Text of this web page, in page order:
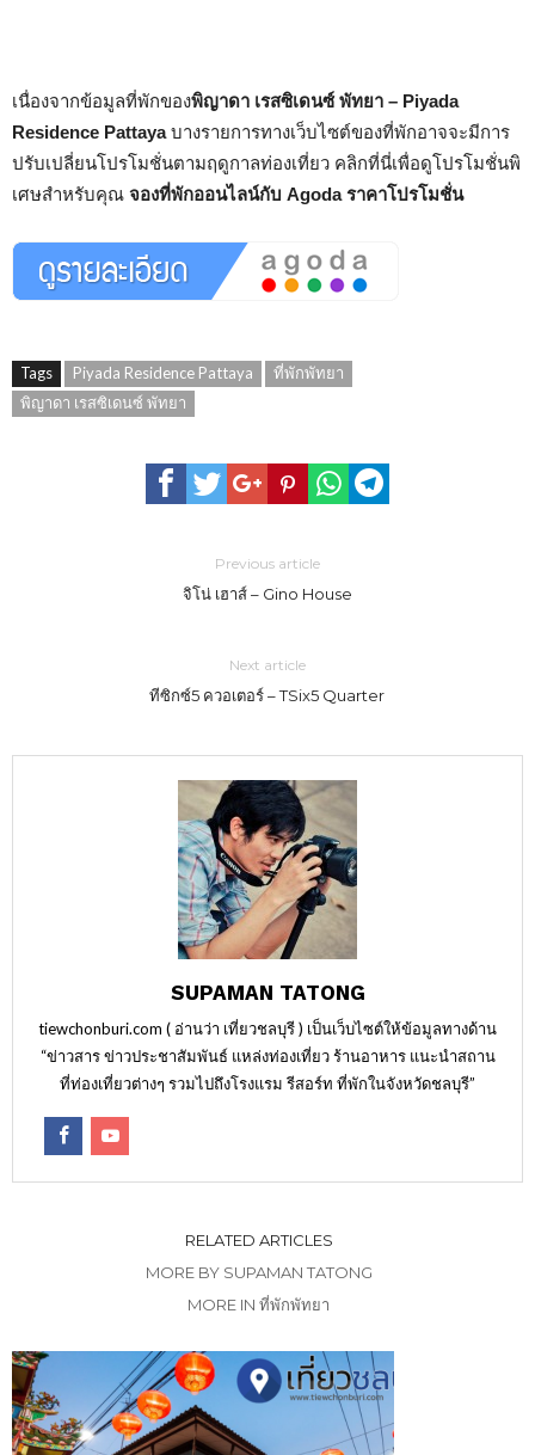
เนื่องจากข้อมูลที่พักของพิญาดา เรสซิเดนซ์ พัทยา – Piyada
Residence Pattayaบางรายการทางเว็บไซต์ของที่พักอาจจะมีการ
ปรับเปลี่ยนโปรโมชั่นตามฤดูกาลท่องเที่ยว คลิกที่นี่เพื่อดูโปรโมชั่นพิ
เศษสำหรับคุณ จองที่พักออนไลน์กับ Agoda ราคาโปรโมชั่น
Tags Piyada Residence Pattaya
ที่พักพัทยา
พิญาดา เรสซิเดนซ์ พัทยา
Previous article
จิโน่ เฮาส์ – Gino House
Next article
ทีซิกซ์5 ควอเตอร์ – TSix5 Quarter
SUPAMAN TATONG
tiewchonburi.com ( อ่านว่า เที่ยวชลบุรี ) เป็นเว็บไซต์ให้ข้อมูลทางด้าน
“ข่าวสาร ข่าวประชาสัมพันธ์ แหล่งท่องเที่ยว ร้านอาหาร แนะนำสถาน
ที่ท่องเที่ยวต่างๆ รวมไปถึงโรงแรม รีสอร์ท ที่พักในจังหวัดชลบุรี”
RELATED ARTICLES
MORE BY SUPAMAN TATONG
MORE IN ที่พักพัทยา